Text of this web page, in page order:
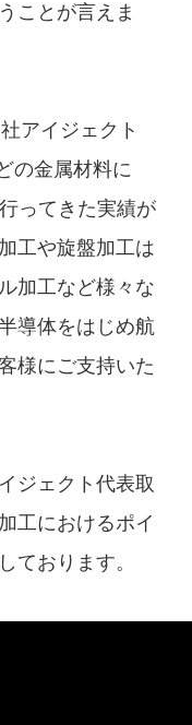
ことが言えま
アイジェクト
の金属材料に
ってきた実績が
工や旋盤加工は
加工など様々な
導体をはじめ航
様にご支持いた
ジェクト代表取
工におけるポイ
ております。